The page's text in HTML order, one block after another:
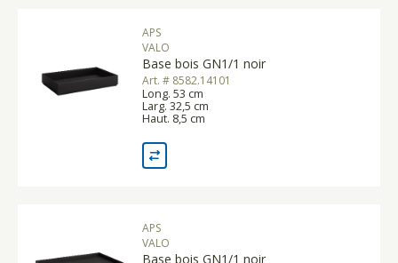
APS
VALO
Base bois GN1/1 noir
Art. # 8582.14101
Long. 53 cm
Larg. 32,5 cm
Haut. 8,5 cm
APS
VALO
Base bois GN1/1 noir